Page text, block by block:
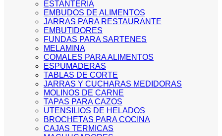
ESTANTERIA
EMBUDOS DE ALIMENTOS
JARRAS PARA RESTAURANTE
EMBUTIDORES
FUNDAS PARA SARTENES
MELAMINA
COMALES PARA ALIMENTOS
ESPUMADERAS
TABLAS DE CORTE
JARRAS Y CUCHARAS MEDIDORAS
MOLINOS DE CARNE
TAPAS PARA CAZOS
UTENSILIOS DE HELADOS
BROCHETAS PARA COCINA
CAJAS TERMICAS